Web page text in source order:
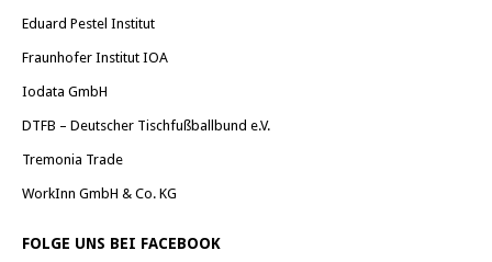
Eduard Pestel Institut
Fraunhofer Institut IOA
Iodata GmbH
DTFB – Deutscher Tischfußballbund e.V.
Tremonia Trade
WorkInn GmbH & Co. KG
FOLGE UNS BEI FACEBOOK